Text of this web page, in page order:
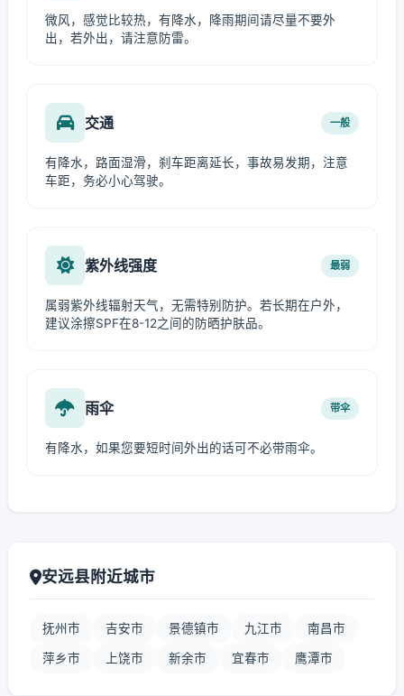
微风，感觉比较热，有降水，降雨期间请尽量不要外
出，若外出，请注意防雷。
交通 一般
有降水，路面湿滑，刹车距离延长，事故易发期，注意
车距，务必小心驾驶。
紫外线强度 最弱
属弱紫外线辐射天气，无需特别防护。若长期在户外，
建议涂擦SPF在8-12之间的防晒护肤品。
雨伞 带伞
有降水，如果您要短时间外出的话可不必带雨伞。
安远县附近城市
抚州市 吉安市 景德镇市 九江市 南昌市
萍乡市 上饶市 新余市 宜春市 鹰潭市